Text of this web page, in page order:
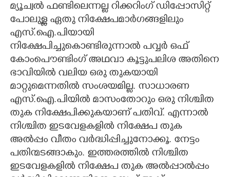
മ്യൂച്വൽ ഫണ്ടിലെന്നല്ല റിക്കറിംഗ് ഡിപ്പോസിറ്റ്
പോലുള്ള ഏതു നിക്ഷേപമാർഗങ്ങളിലും
എസ്.ഐ.പിയായി
നിക്ഷേപിച്ചുകൊണ്ടിരുന്നാൽ പവ്വർ ഒഫ്
കോംപൌണ്ടിംഗ് അഥവാ കൂട്ടുപലിശ അതിനെ
ഭാവിയിൽ വലിയ ഒരു തുകയായി
മാറ്റുമെന്നതിൽ സംശയമില്ല. സാധാരണ
എസ്.ഐ.പിയിൽ മാസംതോറും ഒരു നിശ്ചിത
തുക നിക്ഷേപിക്കുകയാണ് പതിവ്. എന്നാൽ
നിശ്ചിത ഇടവേളകളിൽ നിക്ഷേപ തുക
അൽപ്പം വീതം വർദ്ധിപ്പിച്ചുനോക്കൂ. നേട്ടം
പതിന്മടങ്ങാകും. ഇത്തരത്തിൽ നിശ്ചിത
ഇടവേളകളിൽ നിക്ഷേപ തുക അൽപ്പാൽപ്പം